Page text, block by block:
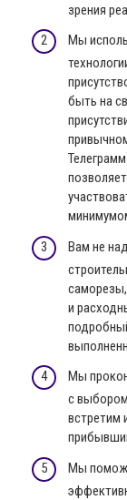
зрения
Мы
быть на
Вам не
и
Мы
с
встретим
Мы